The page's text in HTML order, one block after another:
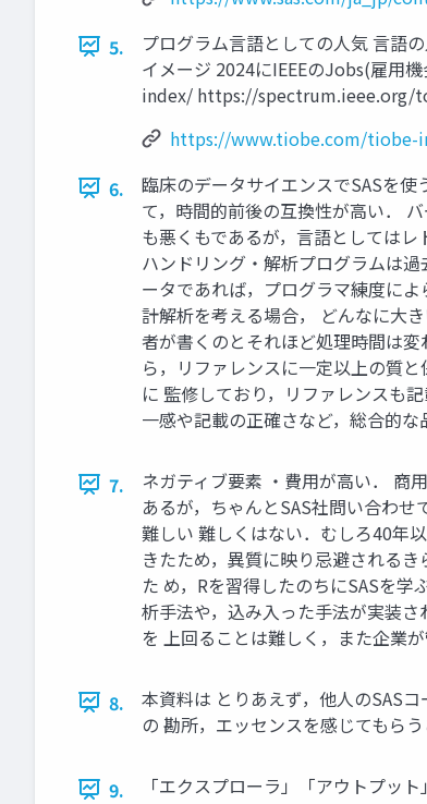
5.
プログラム言語としての人気 言語
イメージ 2024にIEEEのJobs(雇用
index/ https://spectrum.ieee.org/
https://www.tiobe.com/tiobe-
6.
臨床のデータサイエンスでSASを
て，時間的前後の互換性が高い．
も悪くもであるが，言語としては
ハンドリング・解析プログラムは
ータであれば，プログラマ練度に
計解析を考える場合， どんなに大
者が書くのとそれほど処理時間は
ら，リファレンスに一定以上の質
に 監修しており，リファレンスも
一感や記載の正確さなど，総合的な
7.
ネガティブ要素 ・費用が高い． 商
あるが，ちゃんとSAS社問い合わ
難しい 難しくはない．むしろ40年
きたため，異質に映り忌避される
た め，Rを習得したのちにSASを
析手法や，込み入った手法が実装
を 上回ることは難しく，また企業
8.
本資料は とりあえず，他人のSAS
の 勘所，エッセンスを感じてもら
9. 「エクスプローラ」「アウトプッ